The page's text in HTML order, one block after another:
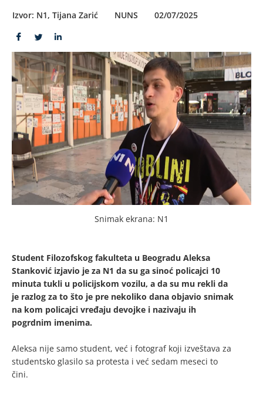
Izvor: N1, Tijana Zarić NUNS 02/07/2025
Snimak ekrana: N1
Student Filozofskog fakulteta u Beogradu Aleksa
Stanković izjavio je za N1 da su ga sinoć policajci 10
minuta tukli u policijskom vozilu, a da su mu rekli da
je razlog za to što je pre nekoliko dana objavio snimak
na kom policajci vređaju devojke i nazivaju ih
pogrdnim imenima.
Aleksa nije samo student, već i fotograf koji izveštava za
studentsko glasilo sa protesta i već sedam meseci to
čini.